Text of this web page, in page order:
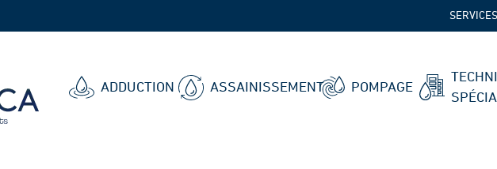
ADDUCTION ASSAINISSEMENT POMPAGE
SERVICES